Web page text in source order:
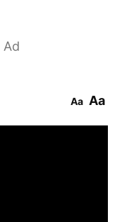
Ad
Aa Aa